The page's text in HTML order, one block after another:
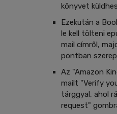
könyvet
Ezekután a
le kell tölteni
mail címről,
pontban
Az "Amazon
mailt "Verify
tárggyal, ahol
request"